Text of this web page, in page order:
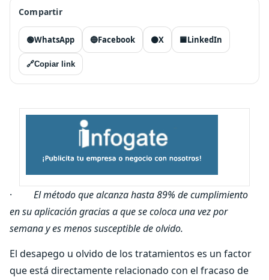
Compartir
🟢WhatsApp 🔵Facebook ⚫X 🟦LinkedIn
🔗Copiar link
· El método que alcanza hasta 89% de cumplimiento
en su aplicación gracias a que se coloca una vez por
semana y es menos susceptible de olvido.
El desapego u olvido de los tratamientos es un factor
que está directamente relacionado con el fracaso de